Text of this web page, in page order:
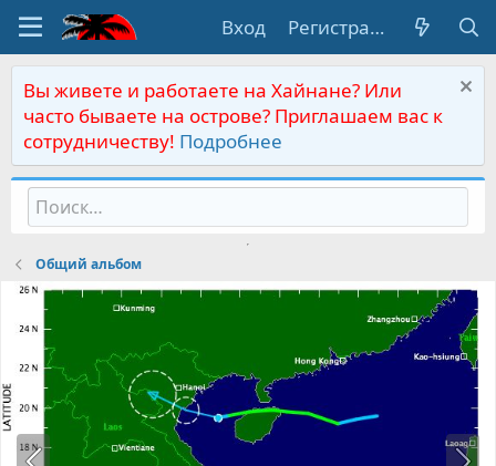
Вход Регистрация
Вы живете и работаете на Хайнане? Или
часто бываете на острове? Приглашаем вас к
сотрудничеству! Подробнее
Общий альбом